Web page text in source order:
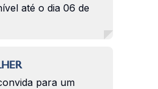
até o dia 06 de
para um